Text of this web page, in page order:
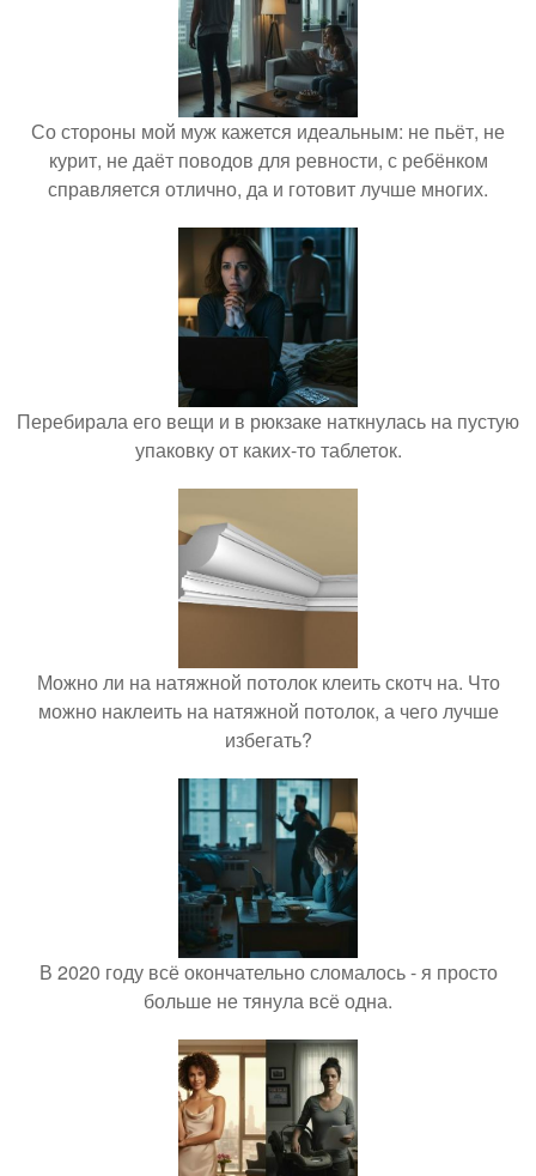
Со стороны мой муж кажется идеальным: не пьёт, не
курит, не даёт поводов для ревности, с ребёнком
справляется отлично, да и готовит лучше многих.
Перебирала его вещи и в рюкзаке наткнулась на пустую
упаковку от каких-то таблеток.
Можно ли на натяжной потолок клеить скотч на. Что
можно наклеить на натяжной потолок, а чего лучше
избегать?
В 2020 году всё окончательно сломалось - я просто
больше не тянула всё одна.